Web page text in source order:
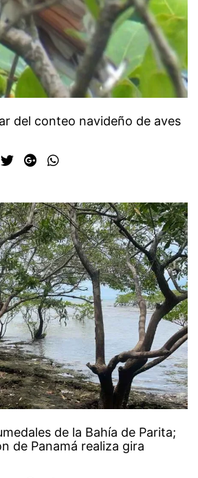
del conteo navideño de aves
de la Bahía de Parita;
de Panamá realiza gira